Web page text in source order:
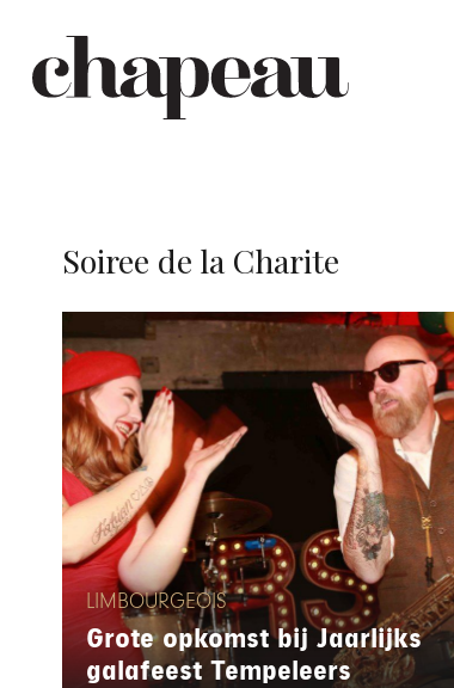
Soiree de la Charite
LIMBOURGEOIS
Grote opkomst bij Jaarlijks
galafeest Tempeleers